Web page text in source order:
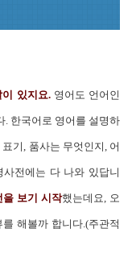
있지요.영어도 언어인
. 한국어로 영어를 설명하
기, 품사는 무엇인지, 어
전에는 다 나와 있답니
을 보기 시작했는데요, 오
해볼까 합니다.(주관적